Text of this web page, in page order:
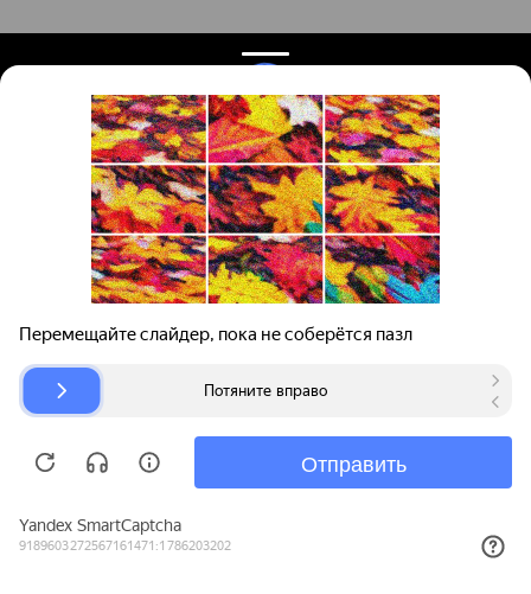
Поиск запчастей
Для автокомпаний
Авторазборки
О проекте
Помощь
Карта сайта
© bibinet.ru - система поиска запчастей,
Copyright 2010-2026 Все права защищены